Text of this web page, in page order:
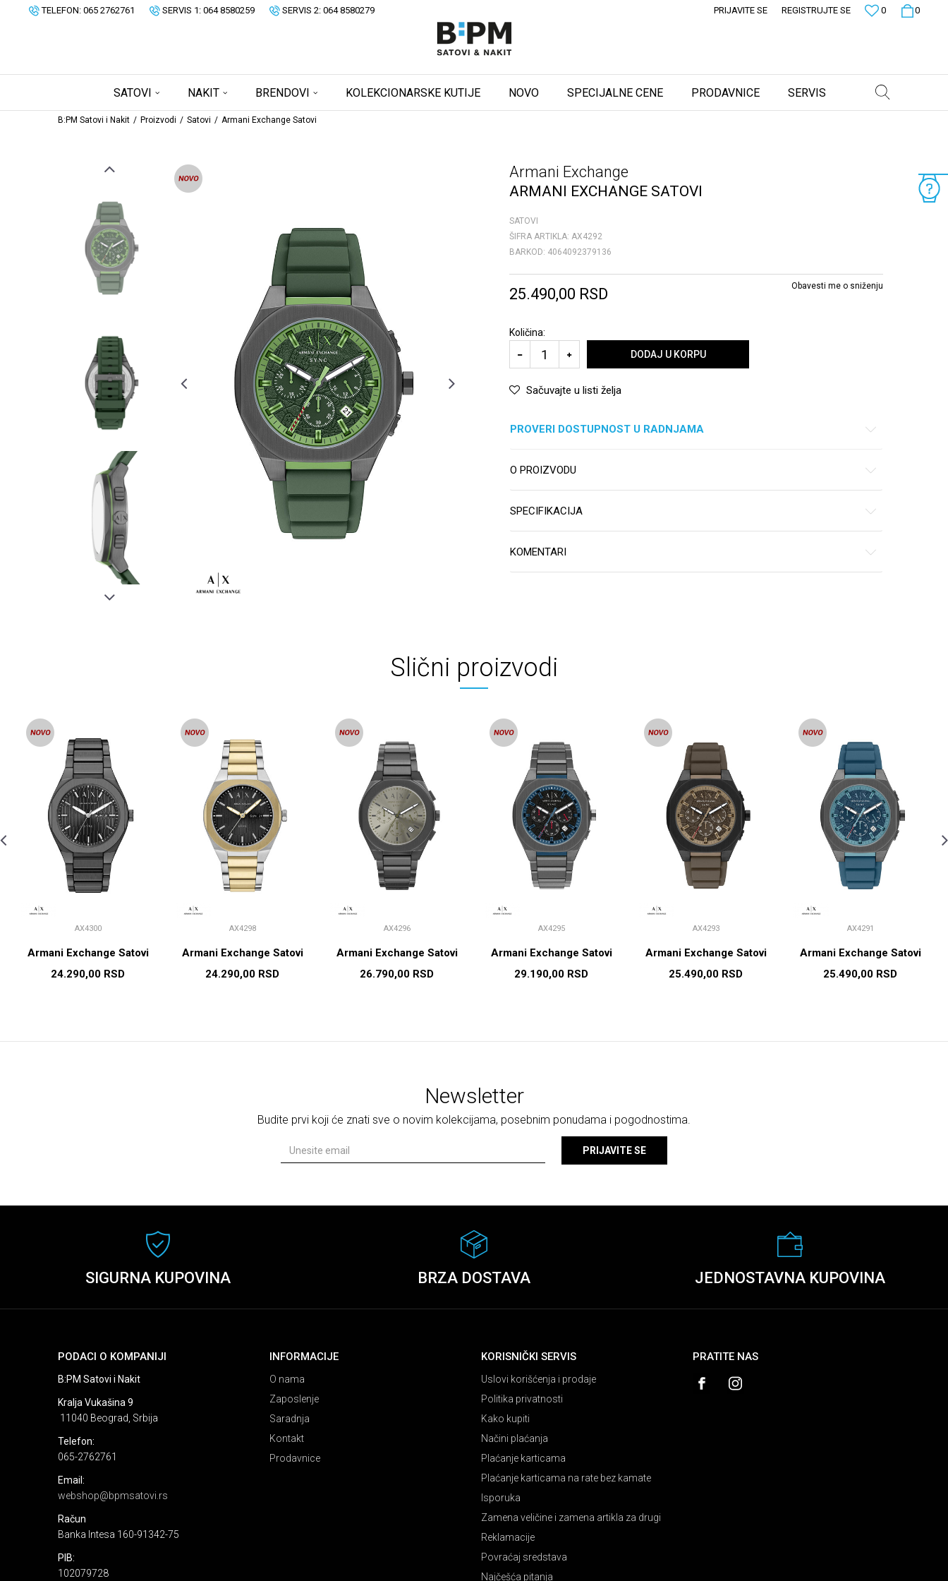
TELEFON: 065 2762761 SERVIS 1: 064 8580259 SERVIS 2: 064 8580279 0
0
PRIJAVITE SE REGISTRUJTE SE
SATOVI NAKIT BRENDOVI KOLEKCIONARSKE KUTIJE NOVO SPECIJALNE CENE PRODAVNICE SERVIS
B:PM Satovi i Nakit Proizvodi Satovi Armani Exchange Satovi
Armani Exchange
ARMANI EXCHANGE SATOVI
SATOVI
ŠIFRA ARTIKLA: AX4292
BARKOD: 4064092379136
25.490,00 RSD Obavesti me o sniženju
Količina:
DODAJ U KORPU
Sačuvajte u listi želja
PROVERI DOSTUPNOST U RADNJAMA
O PROIZVODU
SPECIFIKACIJA
KOMENTARI
Slični proizvodi
AX4300
Armani Exchange Satovi
24.290,00 RSD
AX4298
Armani Exchange Satovi
24.290,00 RSD
AX4296
Armani Exchange Satovi
26.790,00 RSD
AX4295
Armani Exchange Satovi
29.190,00 RSD
AX4293
Armani Exchange Satovi
25.490,00 RSD
AX4291
Armani Exchange Satovi
25.490,00 RSD
Newsletter
Budite prvi koji će znati sve o novim kolekcijama, posebnim ponudama i pogodnostima.
PRIJAVITE SE
SIGURNA KUPOVINA BRZA DOSTAVA JEDNOSTAVNA KUPOVINA
PODACI O KOMPANIJI
B:PM Satovi i Nakit
Kralja Vukašina 9
11040 Beograd, Srbija
Telefon:
065-2762761
Email:
webshop@bpmsatovi.rs
Račun
Banka Intesa 160-91342-75
PIB:
102079728
INFORMACIJE
O nama
Zaposlenje
Saradnja
Kontakt
Prodavnice
KORISNIČKI SERVIS
Uslovi korišćenja i prodaje
Politika privatnosti
Kako kupiti
Načini plaćanja
Plaćanje karticama
Plaćanje karticama na rate bez kamate
Isporuka
Zamena veličine i zamena artikla za drugi
Reklamacije
Povraćaj sredstava
Najčešća pitanja
PRATITE NAS